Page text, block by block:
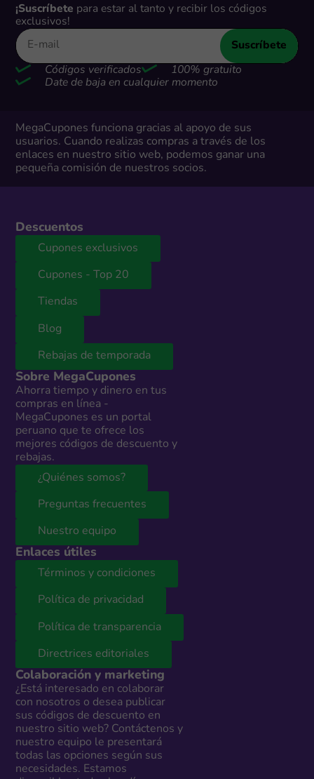
¡Suscríbete para estar al tanto y recibir los códigos
exclusivos!
Suscríbete
Códigos verificados
100% gratuito
Date de baja en cualquier momento
MegaCupones funciona gracias al apoyo de sus
usuarios. Cuando realizas compras a través de los
enlaces en nuestro sitio web, podemos ganar una
pequeña comisión de nuestros socios.
Descuentos
Cupones exclusivos
Cupones - Top 20
Tiendas
Blog
Rebajas de temporada
Sobre MegaCupones
Ahorra tiempo y dinero en tus
compras en línea -
MegaCupones es un portal
peruano que te ofrece los
mejores códigos de descuento y
rebajas.
¿Quiénes somos?
Preguntas frecuentes
Nuestro equipo
Enlaces útiles
Términos y condiciones
Política de privacidad
Política de transparencia
Directrices editoriales
Colaboración y marketing
¿Está interesado en colaborar
con nosotros o desea publicar
sus códigos de descuento en
nuestro sitio web? Contáctenos y
nuestro equipo le presentará
todas las opciones según sus
necesidades. Estamos